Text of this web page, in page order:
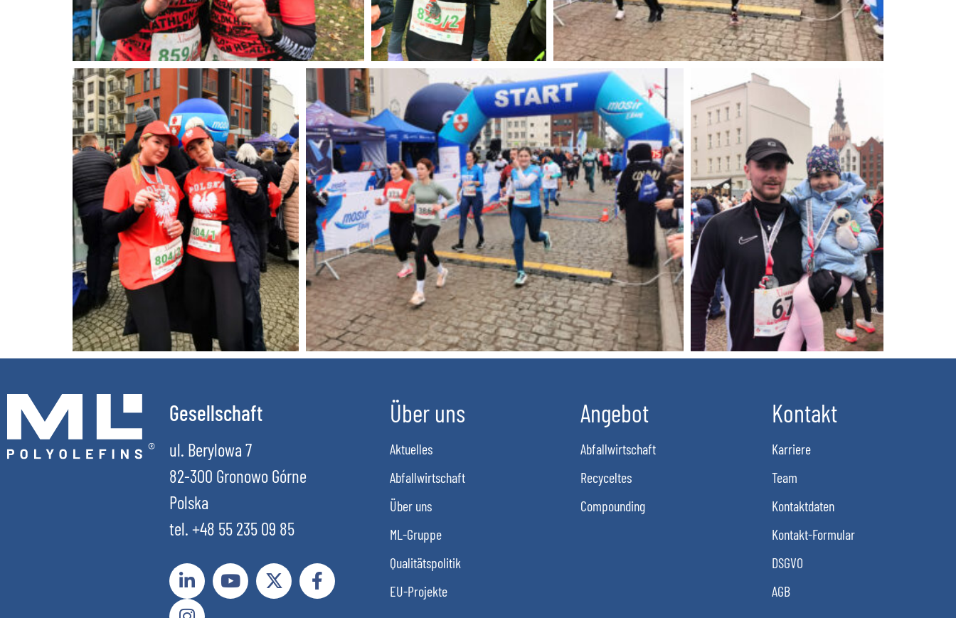
Gesellschaft
ul. Berylowa 7
82-300 Gronowo Górne
Polska
tel. +48 55 235 09 85
Über uns
Aktuelles
Abfallwirtschaft
Über uns
ML-Gruppe
Qualitätspolitik
EU-Projekte
Angebot
Abfallwirtschaft
Recyceltes
Compounding
Kontakt
Karriere
Team
Kontaktdaten
Kontakt-Formular
DSGVO
AGB